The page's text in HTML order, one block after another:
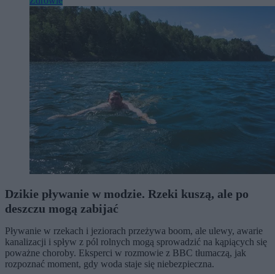
Dzikie pływanie w modzie. Rzeki kuszą, ale po
deszczu mogą zabijać
Pływanie w rzekach i jeziorach przeżywa boom, ale ulewy, awarie
kanalizacji i spływ z pól rolnych mogą sprowadzić na kąpiących się
poważne choroby. Eksperci w rozmowie z BBC tłumaczą, jak
rozpoznać moment, gdy woda staje się niebezpieczna.